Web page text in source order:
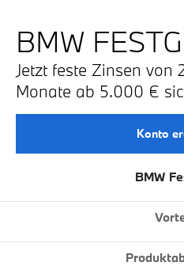
BMW
Jetzt feste Zinsen von
Monate ab 5.000 €
Konto